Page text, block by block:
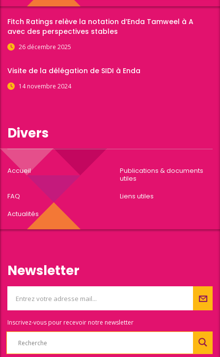
Fitch Ratings relève la notation d’Enda Tamweel à A
avec des perspectives stables
26 décembre 2025
Visite de la délégation de SIDI à Enda
14 novembre 2024
Divers
Accueil
Publications & documents
utiles
FAQ
Liens utiles
Actualités
Newsletter
Inscrivez-vous pour recevoir notre newsletter